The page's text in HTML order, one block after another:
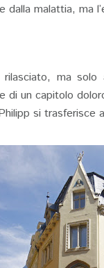
dalla malattia, ma
ma
un capitolo
si trasferisce